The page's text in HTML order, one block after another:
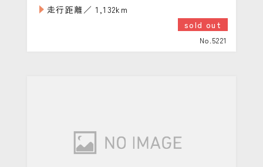
走行距離／ 1,132km
sold out
No.5221